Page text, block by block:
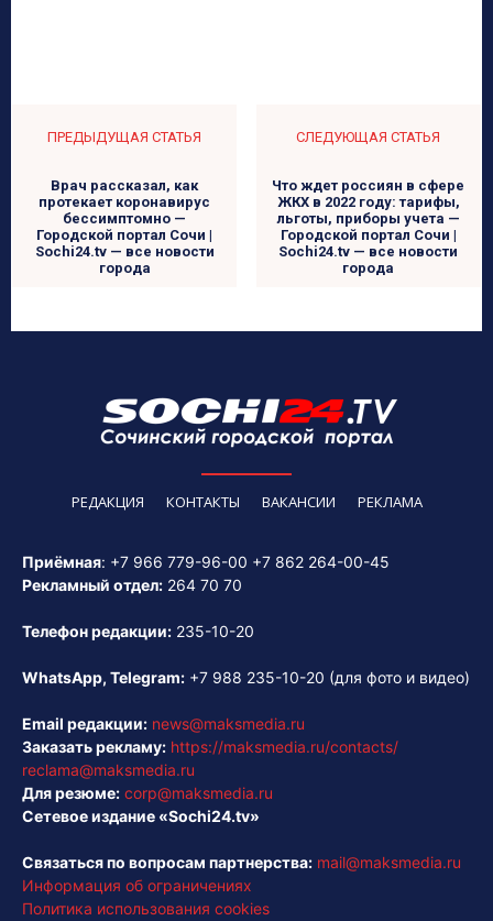
ПРЕДЫДУЩАЯ СТАТЬЯ
Врач рассказал, как
протекает коронавирус
бессимптомно —
Городской портал Сочи |
Sochi24.tv — все новости
города
СЛЕДУЮЩАЯ СТАТЬЯ
Что ждет россиян в сфере
ЖКХ в 2022 году: тарифы,
льготы, приборы учета —
Городской портал Сочи |
Sochi24.tv — все новости
города
РЕДАКЦИЯ КОНТАКТЫ ВАКАНСИИ РЕКЛАМА
Приёмная: +7 966 779-96-00 +7 862 264-00-45
Рекламный отдел: 264 70 70
Телефон редакции: 235-10-20
WhatsApp, Telegram: +7 988 235-10-20 (для фото и видео)
Email редакции: news@maksmedia.ru
Заказать рекламу: https://maksmedia.ru/contacts/
reclama@maksmedia.ru
Для резюме: corp@maksmedia.ru
Сетевое издание «Sochi24.tv»
Связаться по вопросам партнерства: mail@maksmedia.ru
Информация об ограничениях
Политика использования cookies